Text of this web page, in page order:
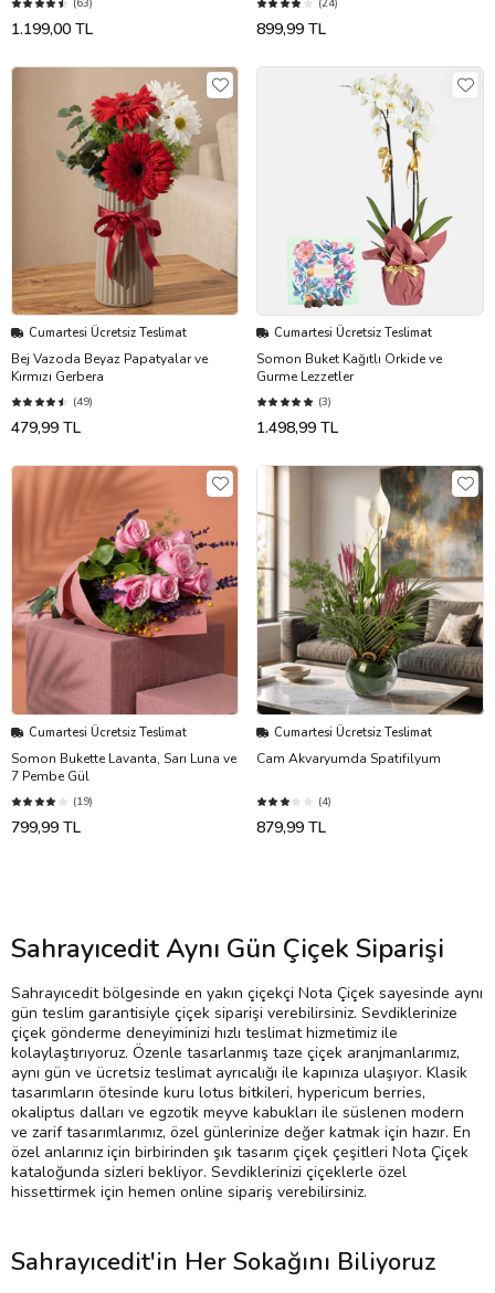
1.199,00 TL 899,99 TL
Cumartesi Ücretsiz Teslimat
Bej Vazoda Beyaz Papatyalar ve
Kırmızı Gerbera
(49)
479,99 TL
Cumartesi Ücretsiz Teslimat
Somon Buket Kağıtlı Orkide ve
Gurme Lezzetler
(3)
1.498,99 TL
Cumartesi Ücretsiz Teslimat
Somon Bukette Lavanta, Sarı Luna ve
7 Pembe Gül
(19)
799,99 TL
Cumartesi Ücretsiz Teslimat
Cam Akvaryumda Spatifilyum
(4)
879,99 TL
Sahrayıcedit Aynı Gün Çiçek Siparişi
Sahrayıcedit bölgesinde en yakın çiçekçi Nota Çiçek sayesinde aynı
gün teslim garantisiyle çiçek siparişi verebilirsiniz. Sevdiklerinize
çiçek gönderme deneyiminizi hızlı teslimat hizmetimiz ile
kolaylaştırıyoruz. Özenle tasarlanmış taze çiçek aranjmanlarımız,
aynı gün ve ücretsiz teslimat ayrıcalığı ile kapınıza ulaşıyor. Klasik
tasarımların ötesinde kuru lotus bitkileri, hypericum berries,
okaliptus dalları ve egzotik meyve kabukları ile süslenen modern
ve zarif tasarımlarımız, özel günlerinize değer katmak için hazır. En
özel anlarınız için birbirinden şık tasarım çiçek çeşitleri Nota Çiçek
kataloğunda sizleri bekliyor. Sevdiklerinizi çiçeklerle özel
hissettirmek için hemen online sipariş verebilirsiniz.
Sahrayıcedit'in Her Sokağını Biliyoruz